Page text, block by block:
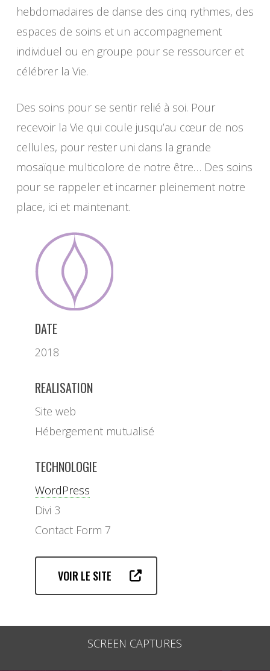
hebdomadaires de danse des cinq rythmes, des
espaces de soins et un accompagnement
individuel ou en groupe pour se ressourcer et
célébrer la Vie.
Des soins pour se sentir relié à soi. Pour
recevoir la Vie qui coule jusqu’au cœur de nos
cellules, pour rester uni dans la grande
mosaïque multicolore de notre être… Des soins
pour se rappeler et incarner pleinement notre
place, ici et maintenant.
DATE
2018
REALISATION
Site web
Hébergement mutualisé
TECHNOLOGIE
WordPress
Divi 3
Contact Form 7
VOIR LE SITE
SCREEN CAPTURES